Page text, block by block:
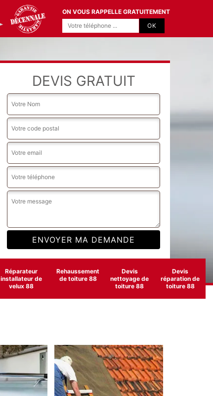
ON VOUS RAPPELLE GRATUITEMENT
DEVIS GRATUIT
Réparateur
installateur de
velux 88
Rehaussement
de toiture 88
Devis
nettoyage de
toiture 88
Devis
réparation de
toiture 88